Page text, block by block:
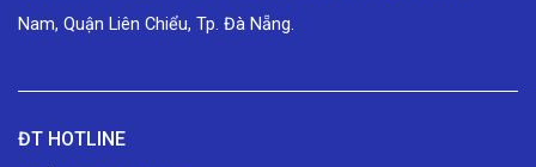
Nam, Quận Liên Chiểu, Tp. Đà Nẵng.
ĐT HOTLINE